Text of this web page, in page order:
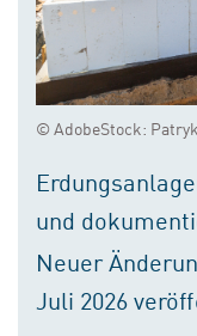
© AdobeStock:
und
Neuer
Juli 2026